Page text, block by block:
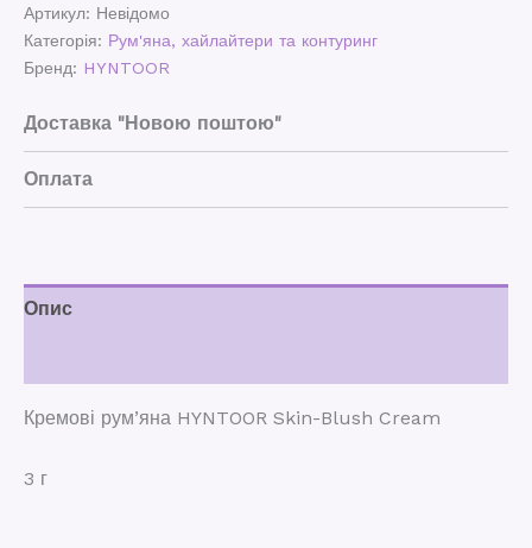
Артикул: Невідомо
Категорія: Рум'яна, хайлайтери та контуринг
Бренд: HYNTOOR
Доставка "Новою поштою"
Оплата
Опис
Кремові рум’яна HYNTOOR Skin-Blush Cream
3 г